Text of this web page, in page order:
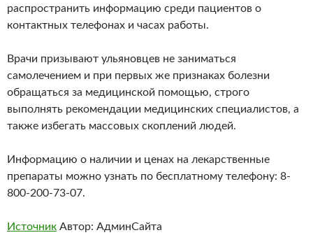
распространить информацию среди пациентов о
контактных телефонах и часах работы.
Врачи призывают ульяновцев не заниматься
самолечением и при первых же признаках болезни
обращаться за медицинской помощью, строго
выполнять рекомендации медицинских специалистов, а
также избегать массовых скоплений людей.
Информацию о наличии и ценах на лекарственные
препараты можно узнать по бесплатному телефону: 8-
800-200-73-07.
Источник Автор: АдминСайта